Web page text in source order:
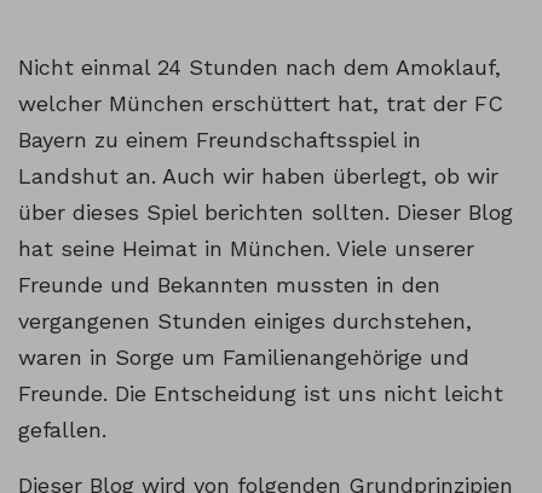
Nicht einmal 24 Stunden nach dem Amoklauf,
welcher München erschüttert hat, trat der FC
Bayern zu einem Freundschaftsspiel in
Landshut an. Auch wir haben überlegt, ob wir
über dieses Spiel berichten sollten. Dieser Blog
hat seine Heimat in München. Viele unserer
Freunde und Bekannten mussten in den
vergangenen Stunden einiges durchstehen,
waren in Sorge um Familienangehörige und
Freunde. Die Entscheidung ist uns nicht leicht
gefallen.
Dieser Blog wird von folgenden Grundprinzipien